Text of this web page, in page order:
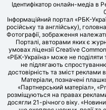
Ідентифікатор онлайн-медіа в
Інформаційний портал «РБК-
російську та англійську),
Фотографії, зображення
Порталі, авторами яких є
умовах ліцензії Creative
«РБК-Україна» може не поділяти
не підлягають
достовірність та зміст реклами
Матеріали, позначені
«Партнерський матеріал»,
розміщуються на правах реклами
досягли 21-річного віку.